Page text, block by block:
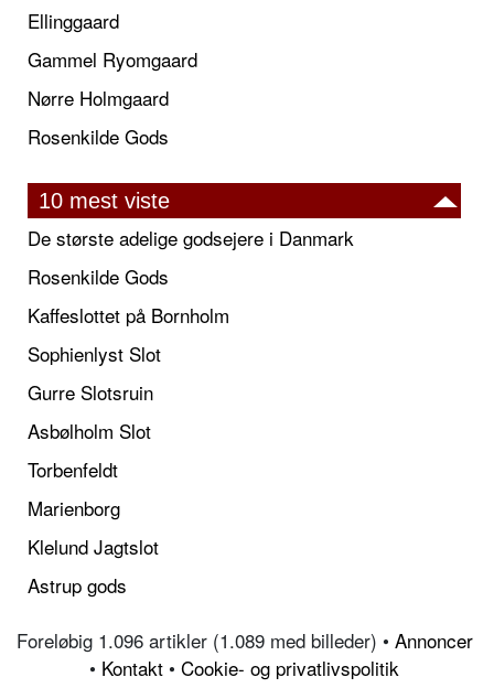
Ellinggaard
Gammel Ryomgaard
Nørre Holmgaard
Rosenkilde Gods
10 mest viste
De største adelige godsejere i Danmark
Rosenkilde Gods
Kaffeslottet på Bornholm
Sophienlyst Slot
Gurre Slotsruin
Asbølholm Slot
Torbenfeldt
Marienborg
Klelund Jagtslot
Astrup gods
Foreløbig 1.096 artikler (1.089 med billeder) • Annoncer
• Kontakt • Cookie- og privatlivspolitik